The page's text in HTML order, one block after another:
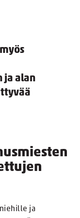
ja alan
ja